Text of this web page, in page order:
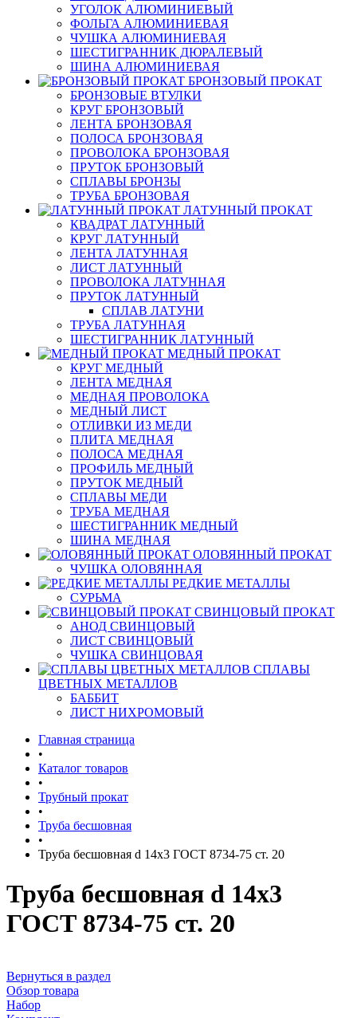
УГОЛОК АЛЮМИНИЕВЫЙ
ФОЛЬГА АЛЮМИНИЕВАЯ
ЧУШКА АЛЮМИНИЕВАЯ
ШЕСТИГРАННИК ДЮРАЛЕВЫЙ
ШИНА АЛЮМИНИЕВАЯ
БРОНЗОВЫЙ ПРОКАТ
БРОНЗОВЫЕ ВТУЛКИ
КРУГ БРОНЗОВЫЙ
ЛЕНТА БРОНЗОВАЯ
ПОЛОСА БРОНЗОВАЯ
ПРОВОЛОКА БРОНЗОВАЯ
ПРУТОК БРОНЗОВЫЙ
СПЛАВЫ БРОНЗЫ
ТРУБА БРОНЗОВАЯ
ЛАТУННЫЙ ПРОКАТ
КВАДРАТ ЛАТУННЫЙ
КРУГ ЛАТУННЫЙ
ЛЕНТА ЛАТУННАЯ
ЛИСТ ЛАТУННЫЙ
ПРОВОЛОКА ЛАТУННАЯ
ПРУТОК ЛАТУННЫЙ
СПЛАВ ЛАТУНИ
ТРУБА ЛАТУННАЯ
ШЕСТИГРАННИК ЛАТУННЫЙ
МЕДНЫЙ ПРОКАТ
КРУГ МЕДНЫЙ
ЛЕНТА МЕДНАЯ
МЕДНАЯ ПРОВОЛОКА
МЕДНЫЙ ЛИСТ
ОТЛИВКИ ИЗ МЕДИ
ПЛИТА МЕДНАЯ
ПОЛОСА МЕДНАЯ
ПРОФИЛЬ МЕДНЫЙ
ПРУТОК МЕДНЫЙ
СПЛАВЫ МЕДИ
ТРУБА МЕДНАЯ
ШЕСТИГРАННИК МЕДНЫЙ
ШИНА МЕДНАЯ
ОЛОВЯННЫЙ ПРОКАТ
ЧУШКА ОЛОВЯННАЯ
РЕДКИЕ МЕТАЛЛЫ
СУРЬМА
СВИНЦОВЫЙ ПРОКАТ
АНОД СВИНЦОВЫЙ
ЛИСТ СВИНЦОВЫЙ
ЧУШКА СВИНЦОВАЯ
СПЛАВЫ
ЦВЕТНЫХ МЕТАЛЛОВ
БАББИТ
ЛИСТ НИХРОМОВЫЙ
Главная страница
•
Каталог товаров
•
Трубный прокат
•
Труба бесшовная
•
Труба бесшовная d 14x3 ГОСТ 8734-75 ст. 20
Труба бесшовная d 14x3
ГОСТ 8734-75 ст. 20
Вернуться в раздел
Обзор товара
Набор